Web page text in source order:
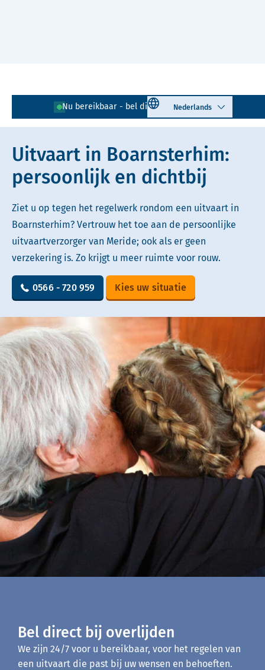
Nu bereikbaar - bel direct! 0566 - 720 959
Select language
Lees voor Uitleg woorden
Simpele tekst
Uitvaart in Boarnsterhim:
persoonlijk en dichtbij
Ziet u op tegen het regelwerk rondom een uitvaart in
Boarnsterhim? Vertrouw het toe aan de persoonlijke
uitvaartverzorger van Meride; ook als er geen
verzekering is. Zo krijgt u meer ruimte voor rouw.
0566 - 720 959 Kies uw situatie
Bel direct bij overlijden
We zijn 24/7 voor u bereikbaar, voor het regelen van
een uitvaart die past bij uw wensen en behoeften.